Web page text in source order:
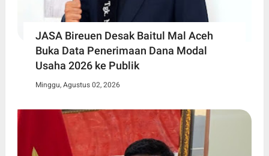
JASA Bireuen Desak Baitul Mal Aceh
Buka Data Penerimaan Dana Modal
Usaha 2026 ke Publik
Minggu, Agustus 02, 2026